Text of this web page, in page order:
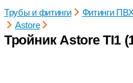
Трубы и фитинги Фитинги
Astore
Тройник Astore TI1